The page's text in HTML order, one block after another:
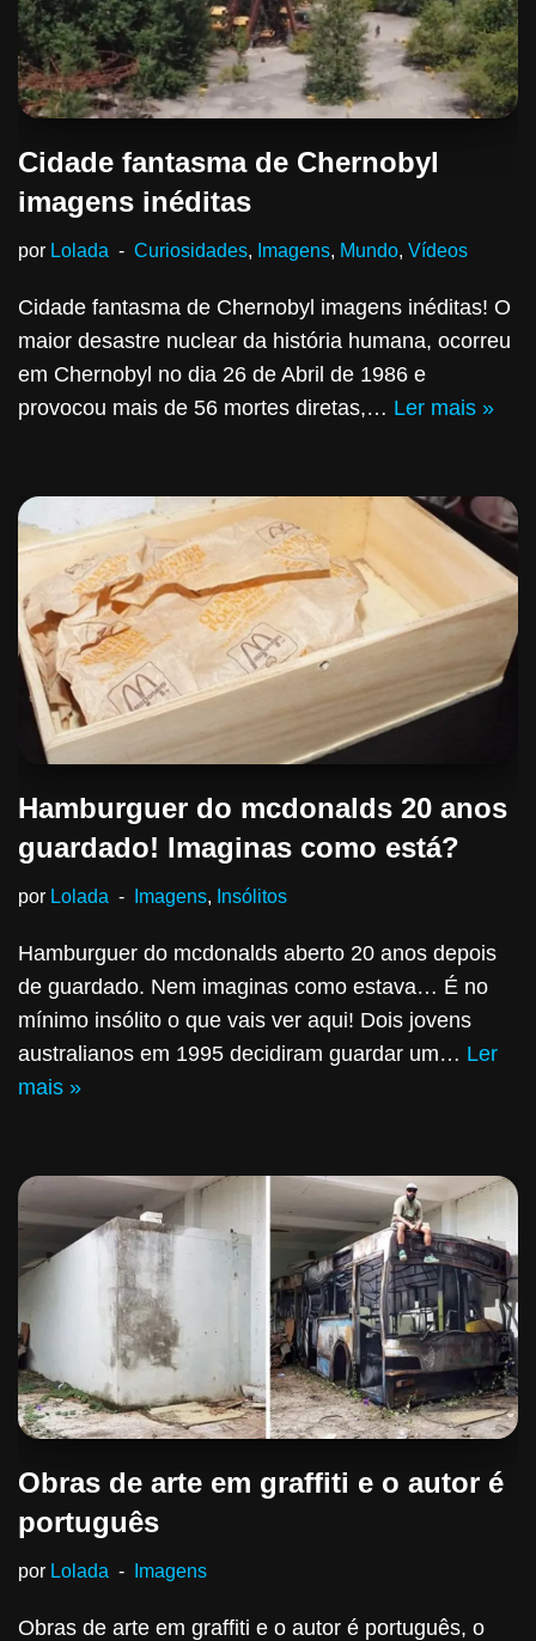
Cidade fantasma de Chernobyl
imagens inéditas
por Lolada Curiosidades, Imagens, Mundo, Vídeos
Cidade fantasma de Chernobyl imagens inéditas! O
maior desastre nuclear da história humana, ocorreu
em Chernobyl no dia 26 de Abril de 1986 e
provocou mais de 56 mortes diretas,… Ler mais »
Hamburguer do mcdonalds 20 anos
guardado! Imaginas como está?
por Lolada Imagens, Insólitos
Hamburguer do mcdonalds aberto 20 anos depois
de guardado. Nem imaginas como estava… É no
mínimo insólito o que vais ver aqui! Dois jovens
australianos em 1995 decidiram guardar um… Ler
mais »
Obras de arte em graffiti e o autor é
português
por Lolada Imagens
Obras de arte em graffiti e o autor é português, o